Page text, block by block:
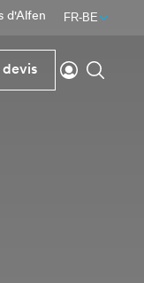
d'Alfen FR-BE
devis
Se